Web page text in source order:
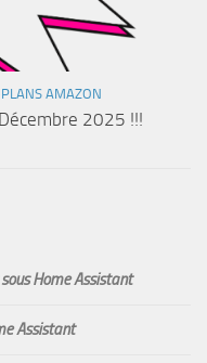
AMAZON
2025 !!!
Home Assistant
Assistant